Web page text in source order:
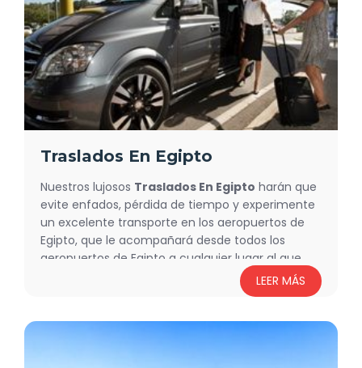
Venga ya y disfrute al máximo nuestras
excursiones en tierra por Egipto con Costa
Cruceros
Traslados En Egipto
Nuestros lujosos Traslados En Egipto harán que
evite enfados, pérdida de tiempo y experimente
un excelente transporte en los aeropuertos de
Egipto, que le acompañará desde todos los
aeropuertos de Egipto a cualquier lugar al que
desee ir, sentirse relajado y cómodo con nuestro
lujoso transporte en Egipto. Además, Flying
recorridos de lujo para explorar los lugares más
LEER MÁS